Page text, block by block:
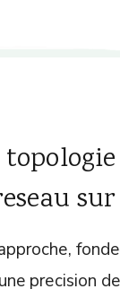
precision